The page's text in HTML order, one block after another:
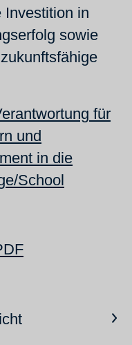
Investition in
sowie
für
und
in die
School
Nächster Artikel